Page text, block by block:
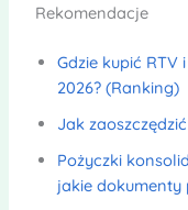
Rekomendacje
Gdzie kupić RTV
2026? (Ranking)
Jak
Pożyczki
jakie dokumenty